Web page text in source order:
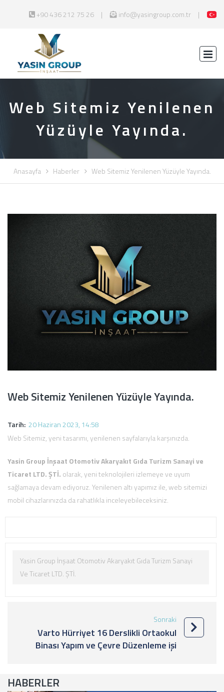
+90 436 212 75 26 info@yasingroup.com.tr
Web Sitemiz Yenilenen
Yüzüyle Yayında.
Anasayfa Haberler Web Sitemiz Yenilenen Yüzüyle Yayında.
Web Sitemiz Yenilenen Yüzüyle Yayında.
Tarih: 20 Haziran 2023, 14:58
Web Sitemiz, yeni tasarımı, yenilenen sayfalarıyla karşınızda.
Yasin Group İnşaat Otomotiv Akaryakıt Gıda Turizm Sanayi ve
Ticaret LTD. ŞTİ. olarak, yeni teknolojileri izlemeye ve uyum
sağlamaya devam ediyoruz. Yenilenen altı yapımız ile, web sitemizi
mobil cihazlarınızda da rahatlıkla inceleyebileceksiniz.
Yasin Group İnşaat Otomotiv Akaryakıt Gıda Turizm Sanayi
Ve Ticaret LTD. ŞTİ.
Sonraki
Varto Hürriyet 16 Derslikli Ortaokul
Binası Yapım ve Çevre Düzenleme işi
HABERLER